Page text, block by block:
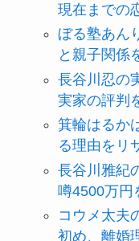
現在までの
ぼる塾あん
と親子関係
長谷川忍の
実家の評判
箕輪はるか
る理由をリ
長谷川雅紀
噂4500万円
コウメ太夫
初め、離婚